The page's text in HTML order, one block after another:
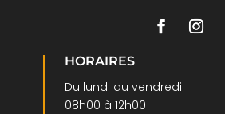
HORAIRES
Du lundi au vendredi
08h00 à 12h00